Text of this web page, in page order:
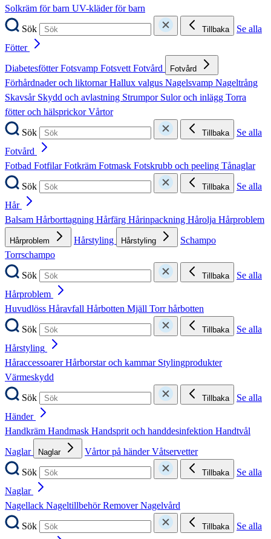
Solkräm för barn UV-kläder för barn
Sök
Tillbaka
Se alla
Fötter
DiabetesfötterFotsvamp FotsvettFotvård Fotvård
Förhårdnader och liktornarHallux valgus Nagelsvamp Nageltrång
Skavsår Skydd och avlastning Strumpor Sulor och inlägg Torra
fötter och hälsprickorVårtor
Sök
Tillbaka
Se alla
Fotvård
Fotbad FotfilarFotkräm Fotmask Fotskrubb och peeling Tånaglar
Sök
Tillbaka
Se alla
Hår
Balsam Hårborttagning Hårfärg Hårinpackning Hårolja Hårproblem
Hårproblem Hårstyling Hårstyling
Schampo
Torrschampo
Sök
Tillbaka
Se alla
Hårproblem
Huvudlöss Håravfall Hårbotten Mjäll Torr hårbotten
Sök
Tillbaka
Se alla
Hårstyling
HåraccessoarerHårborstar och kammar Stylingprodukter
Värmeskydd
Sök
Tillbaka
Se alla
Händer
Handkräm Handmask Handsprit och handdesinfektion Handtvål
Naglar
Naglar Vårtor på händerVåtservetter
Sök
Tillbaka
Se alla
Naglar
Nagellack NageltillbehörRemoverNagelvård
Sök
Tillbaka
Se alla